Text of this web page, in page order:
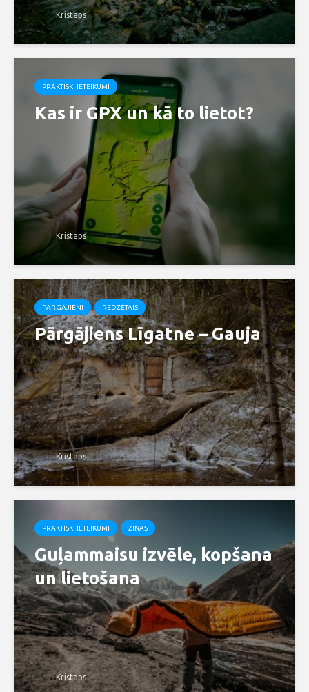
Kristaps
PRAKTISKI IETEIKUMI
Kas ir GPX un kā to lietot?
Kristaps
PĀRGĀJIENI REDZĒTAIS
Pārgājiens Līgatne – Gauja
Kristaps
PRAKTISKI IETEIKUMI ZIŅAS
Guļammaisu izvēle, kopšana
un lietošana
Kristaps